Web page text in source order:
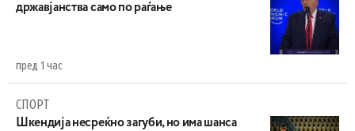
државјанства само по раѓање
пред 1 час
СПОРТ
Шкендија несреќно загуби, но има шанса